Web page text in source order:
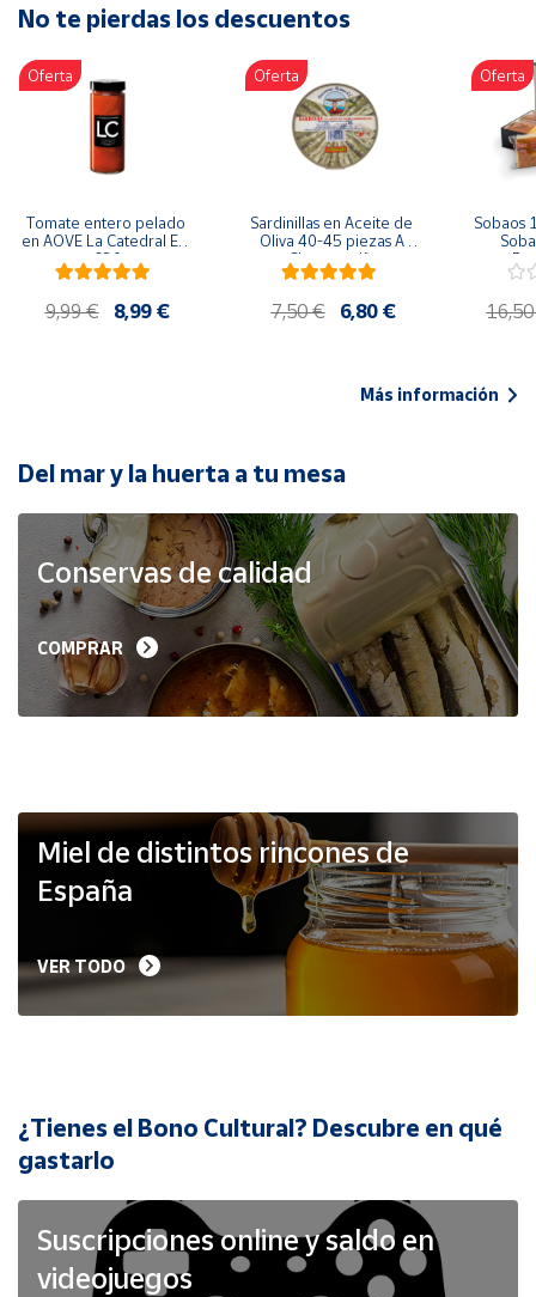
Artesanía
Oficina y
Papelería
Para Canarias,
Ceuta y Melilla
populares
Bono
Cultural
de Correos
Market
Productos
Solidarios
Ayuda
Vendedores
Mapa de
Hazte
vendedor
Cuenta
Ubicación
No te pierdas los descuentos
Oferta
Tomate entero pelado
en AOVE La Catedral ER-
630
9,99 € 8,99 €
Oferta
Sardinillas en Aceite de
Oliva 40-45 piezas A
Churrusquiña
7,50 € 6,80 €
Oferta
Sobaos
Más información
Del mar y la huerta a tu mesa
Conservas de calidad
COMPRAR
Miel de distintos rincones de
España
VER TODO
¿Tienes el Bono Cultural? Descubre en qué
gastarlo
Suscripciones online y saldo en
videojuegos